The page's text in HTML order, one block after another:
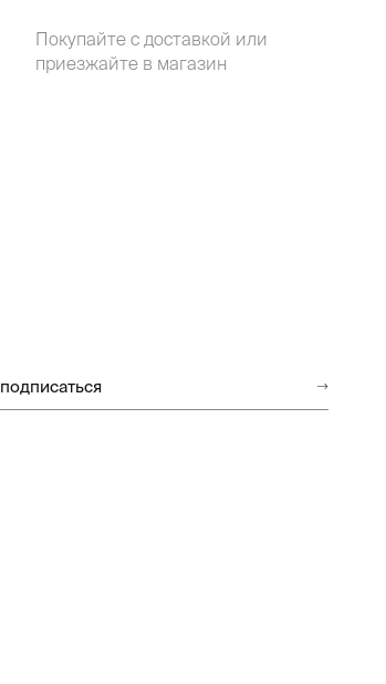
Покупайте с доставкой или
приезжайте в магазин
подписаться